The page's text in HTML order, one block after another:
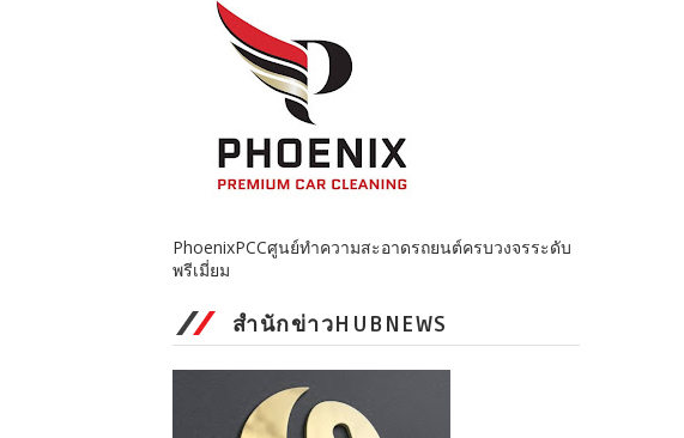
PhoenixPCCศูนย์ทำความสะอาดรถยนต์ครบวงจรระดับ
พรีเมี่ยม
สำนักข่าวHUBNEWS